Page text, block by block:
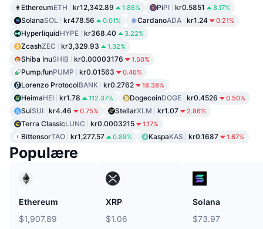
EthereumETH kr12,342.89 1.86% PiPI kr0.5851 8.17%
SolanaSOL kr478.56 0.01% CardanoADA kr1.24 0.21%
HyperliquidHYPE kr368.40 3.22%
ZcashZEC kr3,329.93 1.32%
Shiba InuSHIB kr0.00003176 1.50%
Pump.funPUMP kr0.01563 0.46%
Lorenzo ProtocolBANK kr0.2762 18.38%
HeimaHEI kr1.78 112.37% DogecoinDOGE kr0.4526 0.50%
SuiSUI kr4.46 0.75% StellarXLM kr1.07 2.86%
Terra ClassicLUNC kr0.0003215 1.17%
BittensorTAO kr1,277.57 0.88% KaspaKAS kr0.1687 1.67%
Populære
Ethereum
$1,907.89
XRP
$1.06
Solana
$73.97